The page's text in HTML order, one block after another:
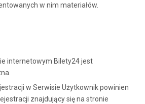
w nim materiałów.
internetowym Bilety24 jest
w Serwisie Użytkownik powinien
znajdujący się na stronie